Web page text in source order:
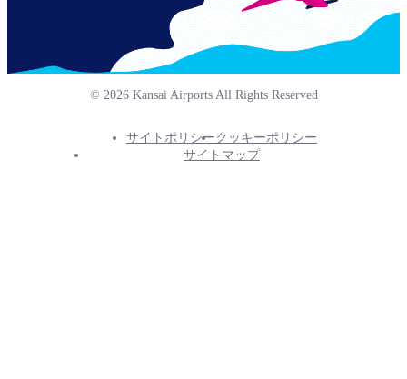
© 2026 Kansai Airports All Rights Reserved
サイトポリシークッキーポリシー
サイトマップ